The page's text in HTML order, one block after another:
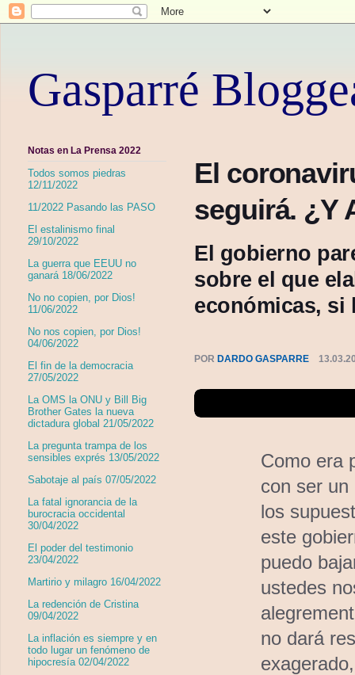
Gasparré
El
seguirá. ¿Y
El gobierno
sobre el que
económicas, si
POR DARDO GASPARRE
Como era
con ser un
los
este
puedo
ustedes
no dará
Notas en La Prensa 2022
Todos somos piedras
12/11/2022
11/2022 Pasando las PASO
El estalinismo final
29/10/2022
La guerra que EEUU no
ganará 18/06/2022
No no copien, por Dios!
11/06/2022
No nos copien, por Dios!
04/06/2022
El fin de la democracia
27/05/2022
La OMS la ONU y Bill Big
Brother Gates la nueva
dictadura global 21/05/2022
La pregunta trampa de los
sensibles exprés 13/05/2022
Sabotaje al país 07/05/2022
La fatal ignorancia de la
burocracia occidental
30/04/2022
El poder del testimonio
23/04/2022
Martirio y milagro 16/04/2022
La redención de Cristina
09/04/2022
La inflación es siempre y en
todo lugar un fenómeno de
hipocresía 02/04/2022